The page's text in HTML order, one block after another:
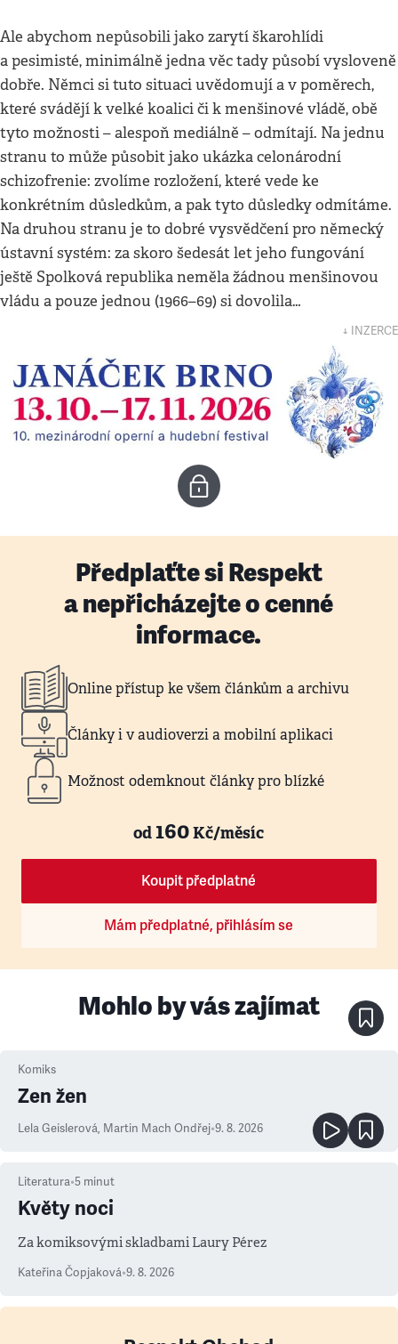
Ale abychom nepůsobili jako zarytí škarohlídi
a pesimisté, minimálně jedna věc tady působí vysloveně
dobře. Němci si tuto situaci uvědomují a v poměrech,
které svádějí k velké koalici či k menšinové vládě, obě
tyto možnosti – alespoň mediálně – odmítají. Na jednu
stranu to může působit jako ukázka celonárodní
schizofrenie: zvolíme rozložení, které vede ke
konkrétním důsledkům, a pak tyto důsledky odmítáme.
Na druhou stranu je to dobré vysvědčení pro německý
ústavní systém: za skoro šedesát let jeho fungování
ještě Spolková republika neměla žádnou menšinovou
vládu a pouze jednou (1966–69) si dovolila…
↓ INZERCE
Předplaťte si Respekt
a nepřicházejte o cenné
informace.
Online přístup ke všem článkům a archivu
Články i v audioverzi a mobilní aplikaci
Možnost odemknout články pro blízké
od160Kč/měsíc
Koupit předplatné
Mám předplatné, přihlásím se
Mohlo by vás zajímat
Komiks
Zen žen
Lela Geislerová, Martin Mach Ondřej•9. 8. 2026
Literatura•5 minut
Květy noci
Za komiksovými skladbami Laury Pérez
Kateřina Čopjaková•9. 8. 2026